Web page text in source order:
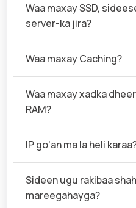
Waa maxay SSD,
server-ka jira?
Waa maxay Caching?
Waa maxay xadka
RAM?
IP go'an ma la heli
Sideen ugu rakibaa
mareegahayga?